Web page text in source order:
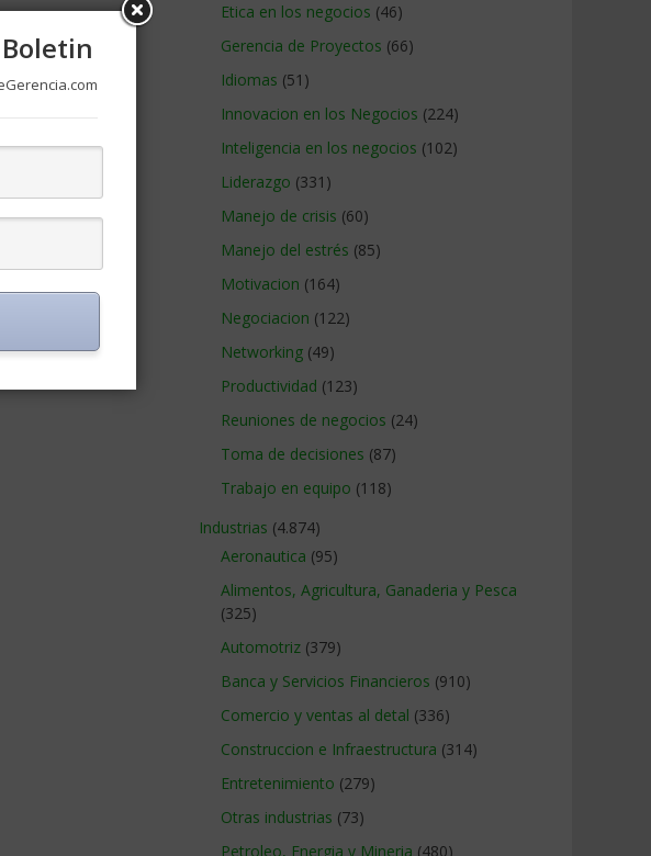
.
Etica en los negocios (46)
Gerencia de Proyectos (66)
Idiomas (51)
Innovacion en los Negocios (224)
Inteligencia en los negocios (102)
Liderazgo (331)
Manejo de crisis (60)
Manejo del estrés (85)
Motivacion (164)
Negociacion (122)
Networking (49)
Productividad (123)
Reuniones de negocios (24)
Toma de decisiones (87)
Trabajo en equipo (118)
Industrias (4.874)
Aeronautica (95)
Alimentos, Agricultura, Ganaderia y Pesca
(325)
Automotriz (379)
Banca y Servicios Financieros (910)
Comercio y ventas al detal (336)
Construccion e Infraestructura (314)
Entretenimiento (279)
Otras industrias (73)
Petroleo, Energia y Mineria (480)